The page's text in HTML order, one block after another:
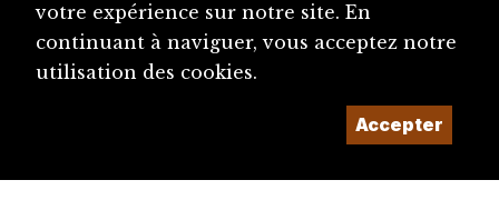
votre expérience sur notre site. En
continuant à naviguer, vous acceptez notre
utilisation des cookies.
Accepter